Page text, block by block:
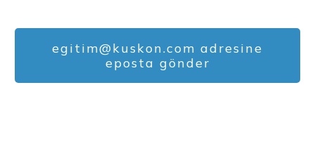
egitim@kuskon.com adresine
eposta gönder